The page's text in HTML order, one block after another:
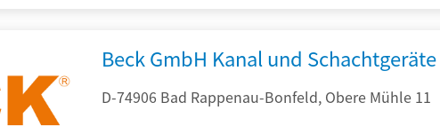
Beck GmbH Kanal und Schachtgeräte
D-74906 Bad Rappenau-Bonfeld, Obere Mühle 11